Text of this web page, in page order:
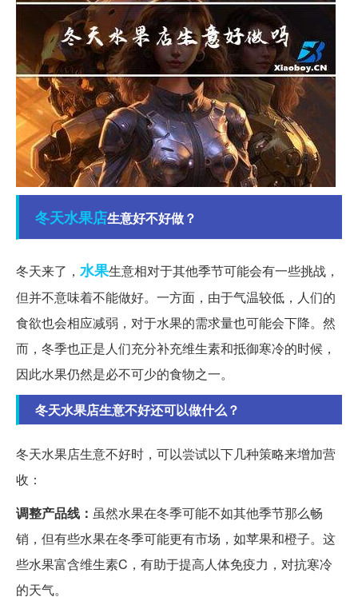
冬天水果店生意好不好做？
冬天来了， 水果生意相对于其他季节可能会有一些挑战，
但并不意味着不能做好。一方面，由于气温较低，人们的
食欲也会相应减弱，对于水果的需求量也可能会下降。然
而，冬季也正是人们充分补充维生素和抵御寒冷的时候，
因此水果仍然是必不可少的食物之一。
冬天水果店生意不好还可以做什么？
冬天水果店生意不好时，可以尝试以下几种策略来增加营
收：
调整产品线： 虽然水果在冬季可能不如其他季节那么畅
销，但有些水果在冬季可能更有市场，如苹果和橙子。这
些水果富含维生素C，有助于提高人体免疫力，对抗寒冷
的天气。